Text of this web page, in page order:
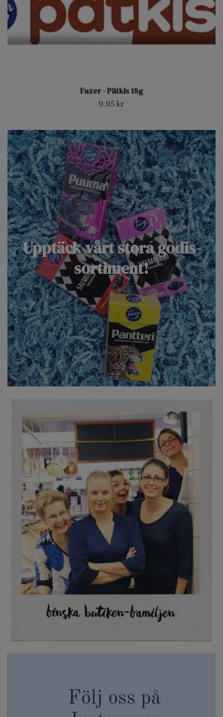
Upptäck vårt stora godis-
sortiment!
Fazer - Pätkis 18g
9.95 kr